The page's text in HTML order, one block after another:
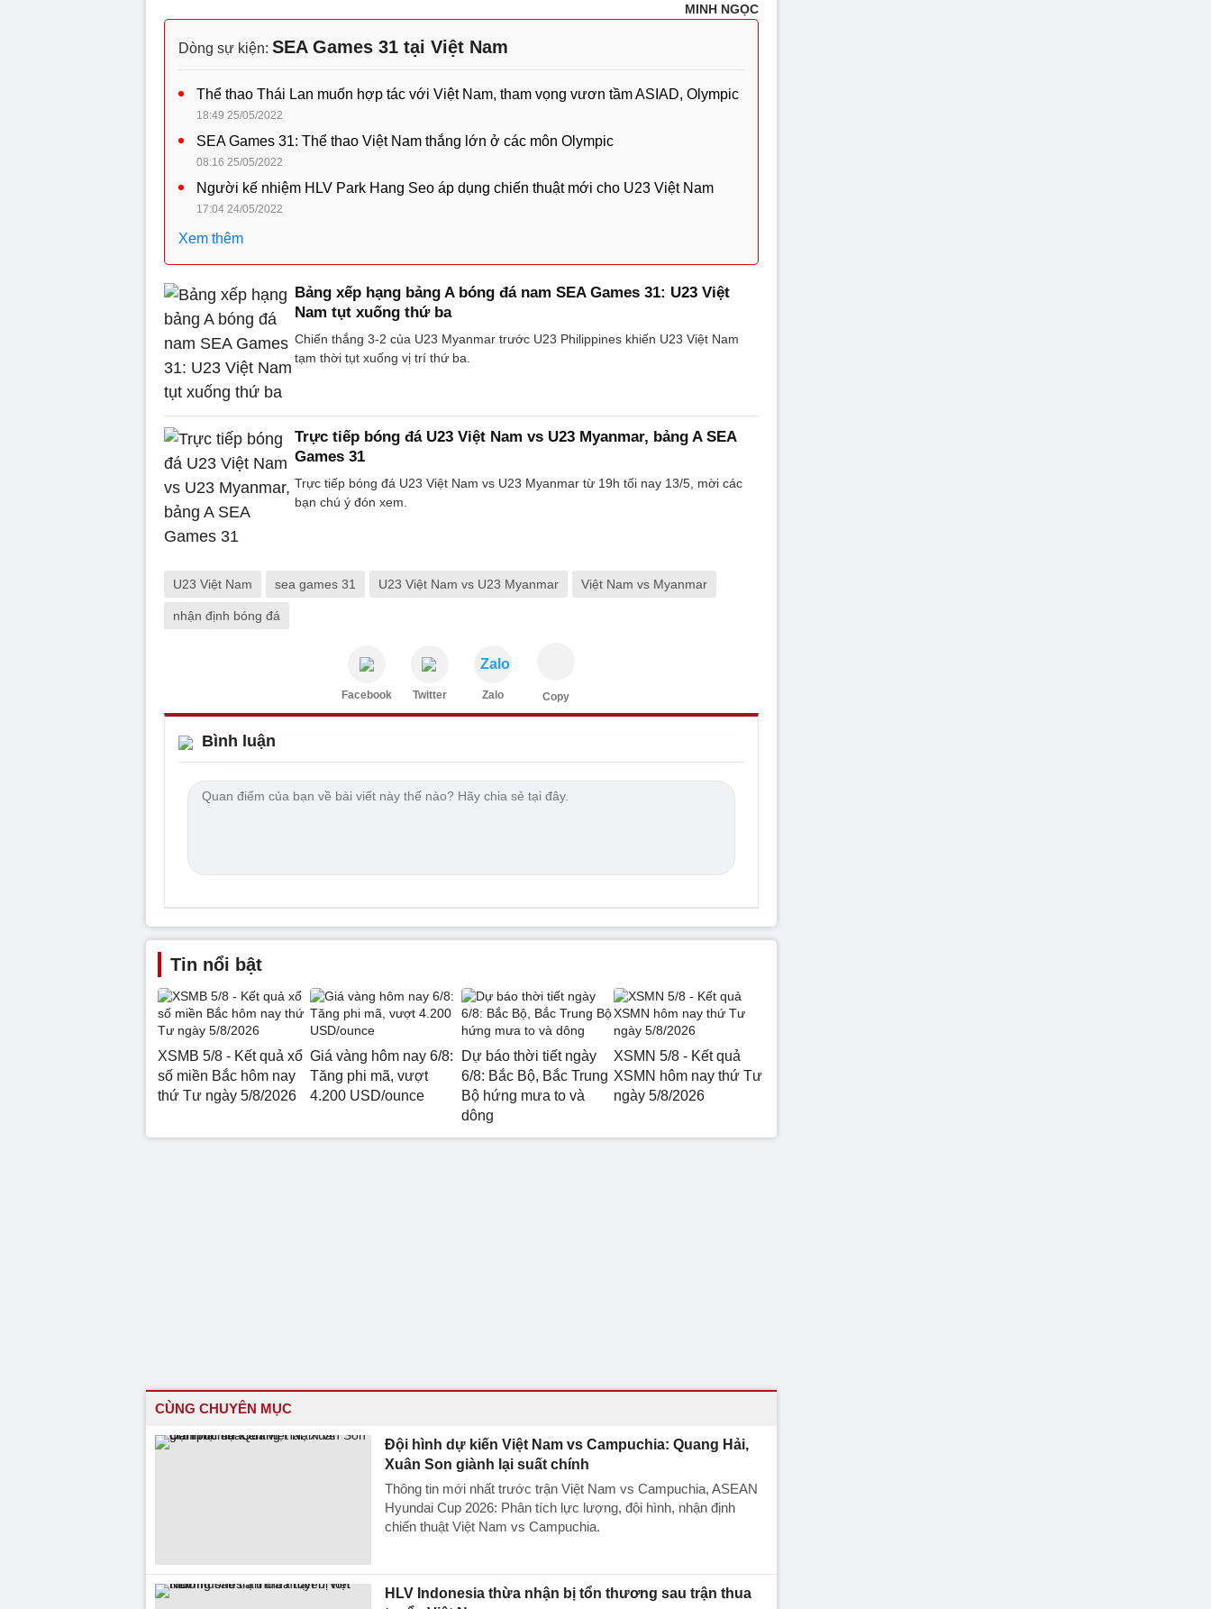
MINH NGỌC
Dòng sự kiện: SEA Games 31 tại Việt Nam
Thể thao Thái Lan muốn hợp tác với Việt Nam, tham vọng vươn tầm ASIAD, Olympic
18:49 25/05/2022
SEA Games 31: Thể thao Việt Nam thắng lớn ở các môn Olympic
08:16 25/05/2022
Người kế nhiệm HLV Park Hang Seo áp dụng chiến thuật mới cho U23 Việt Nam
17:04 24/05/2022
Xem thêm
Bảng xếp hạng bảng A bóng đá nam SEA Games 31: U23 Việt
Nam tụt xuống thứ ba
Chiến thắng 3-2 của U23 Myanmar trước U23 Philippines khiến U23 Việt Nam
tạm thời tụt xuống vị trí thứ ba.
Trực tiếp bóng đá U23 Việt Nam vs U23 Myanmar, bảng A SEA
Games 31
Trực tiếp bóng đá U23 Việt Nam vs U23 Myanmar từ 19h tối nay 13/5, mời các
bạn chú ý đón xem.
U23 Việt Nam sea games 31 U23 Việt Nam vs U23 Myanmar Việt Nam vs Myanmar
nhận định bóng đá
Facebook Twitter
Zalo
Zalo Copy
Bình luận
Tin nổi bật
XSMB 5/8 - Kết quả xổ
số miền Bắc hôm nay
thứ Tư ngày 5/8/2026
Giá vàng hôm nay 6/8:
Tăng phi mã, vượt
4.200 USD/ounce
Dự báo thời tiết ngày
6/8: Bắc Bộ, Bắc Trung
Bộ hứng mưa to và
dông
XSMN 5/8 - Kết quả
XSMN hôm nay thứ Tư
ngày 5/8/2026
CÙNG CHUYÊN MỤC
Đội hình dự kiến Việt Nam vs Campuchia: Quang Hải,
Xuân Son giành lại suất chính
Thông tin mới nhất trước trận Việt Nam vs Campuchia, ASEAN
Hyundai Cup 2026: Phân tích lực lượng, đội hình, nhận định
chiến thuật Việt Nam vs Campuchia.
HLV Indonesia thừa nhận bị tổn thương sau trận thua